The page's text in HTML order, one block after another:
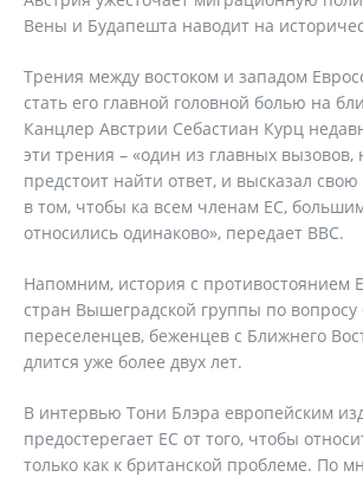
Вены и Будапешта наводит на
Трения между востоком и западом
стать его главной головной болью на
Канцлер Австрии Себастиан Курц
эти трения – «один из главных вызовов,
предстоит найти ответ, и высказал
в том, чтобы ка всем членам ЕС,
относились одинаково», передает ВВС.
Напомним, история с противостоянием
стран Вышеградской группы по
переселенцев, беженцев с Ближнего
длится уже более двух лет.
В интервью Тони Блэра европейским
предостерегает ЕС от того, чтобы
только как к британской проблеме. По